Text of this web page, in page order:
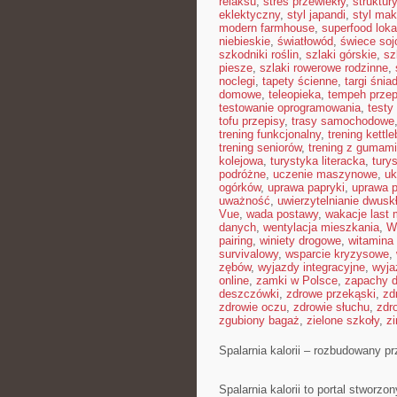
eklektyczny, styl japandi, styl
modern farmhouse, superfood
niebieskie, światłowód, świece
szkodniki roślin, szlaki górskie,
piesze, szlaki rowerowe rodzinne,
noclegi, tapety ścienne, targi
domowe, teleopieka, tempeh
testowanie oprogramowania, testy
tofu przepisy, trasy samochodowe
trening funkcjonalny, trening
trening seniorów, trening z gumami
kolejowa, turystyka literacka,
podróżne, uczenie maszynowe,
ogórków, uprawa papryki, uprawa
uważność, uwierzytelnianie
Vue, wada postawy, wakacje last
danych, wentylacja mieszkania,
pairing, winiety drogowe, witamina
survivalowy, wsparcie kryzysowe,
zębów, wyjazdy integracyjne,
online, zamki w Polsce, zapachy
deszczówki, zdrowe przekąski,
zdrowie oczu, zdrowie słuchu,
zgubiony bagaż, zielone szkoły,
Spalarnia kalorii – rozbudowany
Spalarnia kalorii to portal